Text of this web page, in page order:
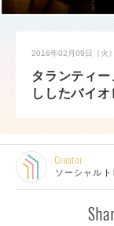
2016年02月09日（火）
タランティ
ししたバイ
Creator
ソーシャル